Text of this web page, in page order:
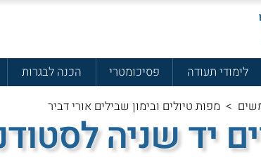
לימודי תעודה פסיכומטרי הכנה לבגרות
> מפות טיולים ובימון שבילים אורי דביר
יד שניה